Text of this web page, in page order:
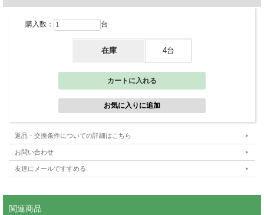
A4サイズが1段に2列並べられるキャスター付きのマガジンラックです。
果的にアピールすることができます。
表紙がしっかり見えるトレーは奥行きがあるため、数冊を重ねてすっきりと収納可
能です。
た色合いがスッキリとした清潔感のある印象を与え、
お客様にとっても心地よい空間づくりにつながります。
購入数： 台
在庫 4台
返品・交換条件についての詳細はこちら
お問い合わせ
友達にメールですすめる
関連商品